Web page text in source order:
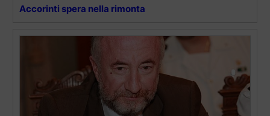
Accorinti spera nella rimonta